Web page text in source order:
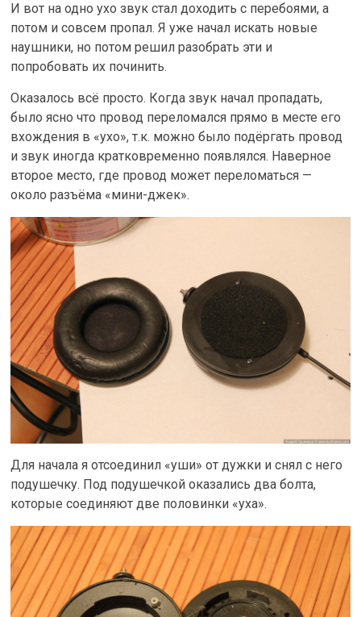
И вот на одно ухо звук стал доходить с перебоями, а
потом и совсем пропал. Я уже начал искать новые
наушники, но потом решил разобрать эти и
попробовать их починить.
Оказалось всё просто. Когда звук начал пропадать,
было ясно что провод переломался прямо в месте его
вхождения в «ухо», т.к. можно было подёргать провод
и звук иногда кратковременно появлялся. Наверное
второе место, где провод может переломаться —
около разъёма «мини-джек».
Для начала я отсоединил «уши» от дужки и снял с него
подушечку. Под подушечкой оказались два болта,
которые соединяют две половинки «уха».